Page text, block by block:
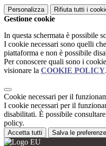
Personalizza Rifiuta tutti i
Gestione cookie
In questa schermata è possibile
I cookie necessari sono quelli
piattaforma e non è possibile
Per conoscere quali sono i
visionare la COOKIE POLICY.
Cookie necessari per il
I cookie necessari per il
disabilitati. È possibile
policy.
Accetta tutti Salva le preferenze